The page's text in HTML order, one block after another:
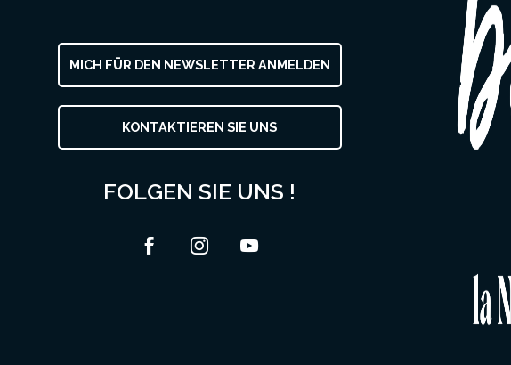
MICH FÜR DEN NEWSLETTER ANMELDEN
KONTAKTIEREN SIE UNS
FOLGEN SIE UNS !